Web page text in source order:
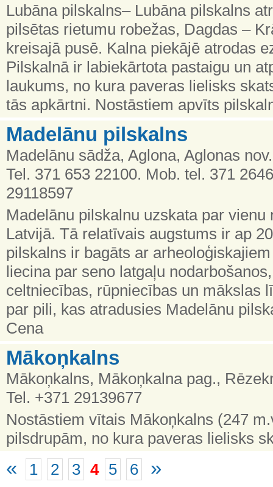
Lubāna pilskalns– Lubāna pilskalns
pilsētas rietumu robežas, Dagdas –
kreisajā pusē. Kalna piekājē atrodas
Pilskalnā ir labiekārtota pastaigu un
laukums, no kura paveras lielisks
tās apkārtni. Nostāstiem apvīts
Madelānu pilskalns
Madelānu sādža, Aglona, Aglonas
Tel. 371 653 22100. Mob. tel. 371
29118597
Madelānu pilskalnu uzskata par vienu
Latvijā. Tā relatīvais augstums ir ap
pilskalns ir bagāts ar
liecina par seno latgaļu
celtniecības, rūpniecības un mākslas
par pili, kas atradusies Madelānu
Cena
Mākoņkalns
Mākoņkalns, Mākoņkalna pag.,
Tel. +371 29139677
Nostāstiem vītais Mākoņkalns (247
pilsdrupām, no kura paveras lielisks
« 1 2 3 4 5 6 »